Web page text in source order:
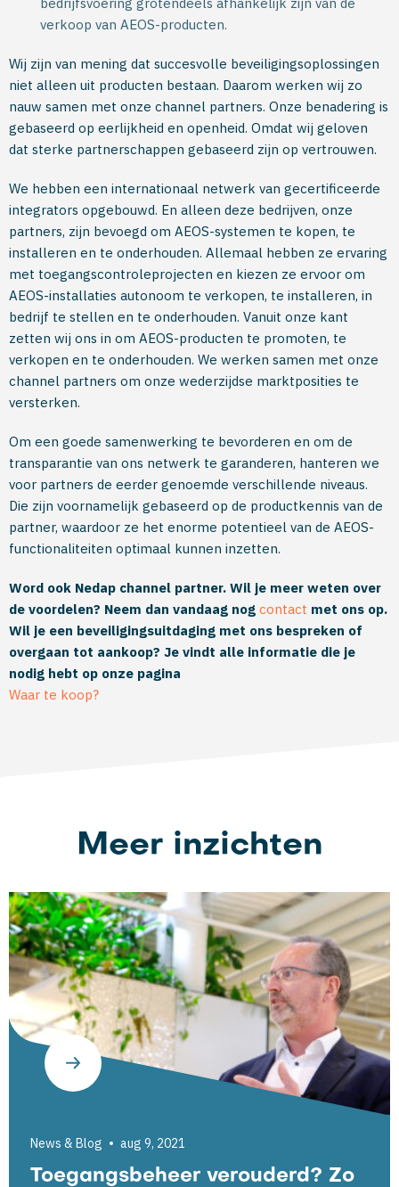
verkoop van AEOS-producten.
Wij zijn van mening dat succesvolle beveiligingsoplossingen
niet alleen uit producten bestaan. Daarom werken wij zo
nauw samen met onze channel partners. Onze benadering is
gebaseerd op eerlijkheid en openheid. Omdat wij geloven
dat sterke partnerschappen gebaseerd zijn op vertrouwen.
We hebben een internationaal netwerk van gecertificeerde
integrators opgebouwd. En alleen deze bedrijven, onze
partners, zijn bevoegd om AEOS-systemen te kopen, te
installeren en te onderhouden. Allemaal hebben ze ervaring
met toegangscontroleprojecten en kiezen ze ervoor om
AEOS-installaties autonoom te verkopen, te installeren, in
bedrijf te stellen en te onderhouden. Vanuit onze kant
zetten wij ons in om AEOS-producten te promoten, te
verkopen en te onderhouden. We werken samen met onze
channel partners om onze wederzijdse marktposities te
versterken.
Om een goede samenwerking te bevorderen en om de
transparantie van ons netwerk te garanderen, hanteren we
voor partners de eerder genoemde verschillende niveaus.
Die zijn voornamelijk gebaseerd op de productkennis van de
partner, waardoor ze het enorme potentieel van de AEOS-
functionaliteiten optimaal kunnen inzetten.
Word ook Nedap channel partner. Wil je meer weten over
de voordelen? Neem dan vandaag nog contact met ons op.
Wil je een beveiligingsuitdaging met ons bespreken of
overgaan tot aankoop? Je vindt alle informatie die je
nodig hebt op onze pagina
Waar te koop?
Meer inzichten
News & Blog aug 9, 2021
Toegangsbeheer verouderd? Zo